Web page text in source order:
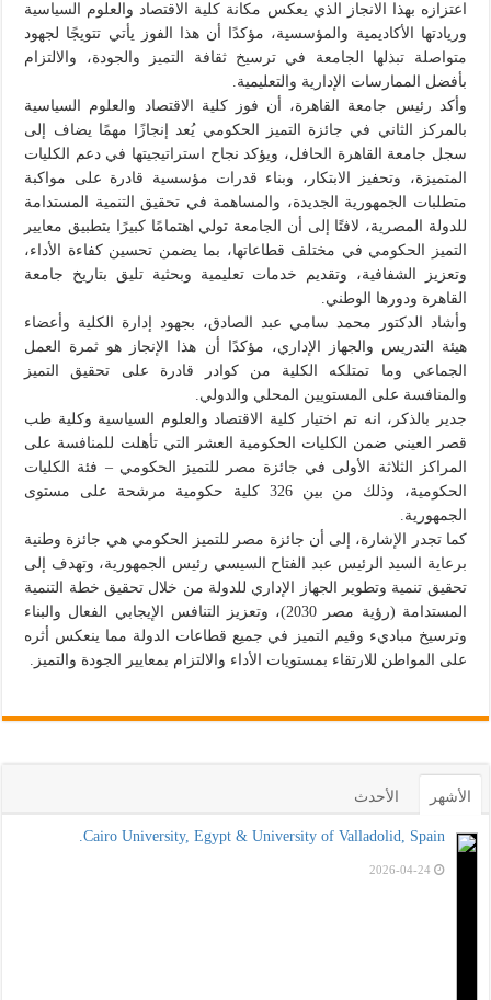
اعتزازه بهذا الانجاز الذي يعكس مكانة كلية الاقتصاد والعلوم السياسية
وريادتها الأكاديمية والمؤسسية، مؤكدًا أن هذا الفوز يأتي تتويجًا لجهود
متواصلة تبذلها الجامعة في ترسيخ ثقافة التميز والجودة، والالتزام
بأفضل الممارسات الإدارية والتعليمية.
وأكد رئيس جامعة القاهرة، أن فوز كلية الاقتصاد والعلوم السياسية
بالمركز الثاني في جائزة التميز الحكومي يُعد إنجازًا مهمًا يضاف إلى
سجل جامعة القاهرة الحافل، ويؤكد نجاح استراتيجيتها في دعم الكليات
المتميزة، وتحفيز الابتكار، وبناء قدرات مؤسسية قادرة على مواكبة
متطلبات الجمهورية الجديدة، والمساهمة في تحقيق التنمية المستدامة
للدولة المصرية، لافتًا إلى أن الجامعة تولي اهتمامًا كبيرًا بتطبيق معايير
التميز الحكومي في مختلف قطاعاتها، بما يضمن تحسين كفاءة الأداء،
وتعزيز الشفافية، وتقديم خدمات تعليمية وبحثية تليق بتاريخ جامعة
القاهرة ودورها الوطني.
وأشاد الدكتور محمد سامي عبد الصادق، بجهود إدارة الكلية وأعضاء
هيئة التدريس والجهاز الإداري، مؤكدًا أن هذا الإنجاز هو ثمرة العمل
الجماعي وما تمتلكه الكلية من كوادر قادرة على تحقيق التميز
والمنافسة على المستويين المحلي والدولي.
جدير بالذكر، انه تم اختيار كلية الاقتصاد والعلوم السياسية وكلية طب
قصر العيني ضمن الكليات الحكومية العشر التي تأهلت للمنافسة على
المراكز الثلاثة الأولى في جائزة مصر للتميز الحكومي – فئة الكليات
الحكومية، وذلك من بين 326 كلية حكومية مرشحة على مستوى
الجمهورية.
كما تجدر الإشارة، إلى أن جائزة مصر للتميز الحكومي هي جائزة وطنية
برعاية السيد الرئيس عبد الفتاح السيسي رئيس الجمهورية، وتهدف إلى
تحقيق تنمية وتطوير الجهاز الإداري للدولة من خلال تحقيق خطة التنمية
المستدامة (رؤية مصر 2030)، وتعزيز التنافس الإيجابي الفعال والبناء
وترسيخ مباديء وقيم التميز في جميع قطاعات الدولة مما ينعكس أثره
على المواطن للارتقاء بمستويات الأداء والالتزام بمعايير الجودة والتميز.
الأشهر الأحدث
Cairo University, Egypt & University of Valladolid, Spain.
2026-04-24